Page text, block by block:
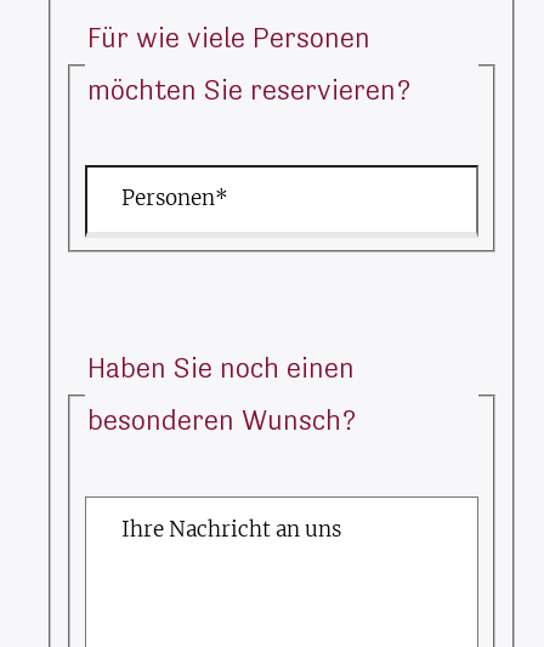
Für wie viele Personen
möchten Sie reservieren?
Personen*
Haben Sie noch einen
besonderen Wunsch?
Ihre Nachricht an uns